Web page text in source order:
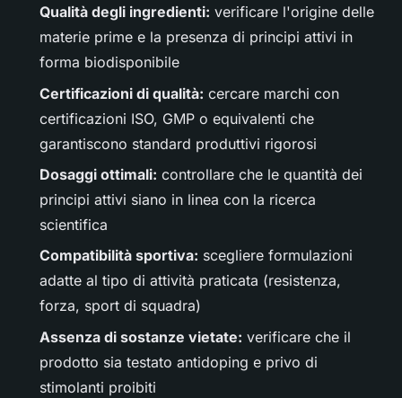
Qualità degli ingredienti: verificare l'origine delle
materie prime e la presenza di principi attivi in
forma biodisponibile
Certificazioni di qualità: cercare marchi con
certificazioni ISO, GMP o equivalenti che
garantiscono standard produttivi rigorosi
Dosaggi ottimali: controllare che le quantità dei
principi attivi siano in linea con la ricerca
scientifica
Compatibilità sportiva: scegliere formulazioni
adatte al tipo di attività praticata (resistenza,
forza, sport di squadra)
Assenza di sostanze vietate: verificare che il
prodotto sia testato antidoping e privo di
stimolanti proibiti